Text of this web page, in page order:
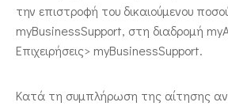
την επιστροφή του δικαιούμενου
myBusinessSupport, στη διαδρομή
Επιχειρήσεις> myBusinessSupport.
Κατά τη συμπλήρωση της αίτησης